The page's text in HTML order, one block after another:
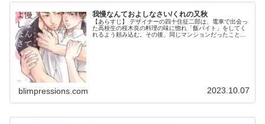
我慢なんておよしなさい/くれの又秋
【あらすじ】 デザイナーの四十住征二郎は、電車で出会っ
た高校生の桜木良の料理の味に惚れ「飯バイト」をしてく
れるよう頼み込む。その後、同じマンションだったことも
blimpressions.com 2023.10.07